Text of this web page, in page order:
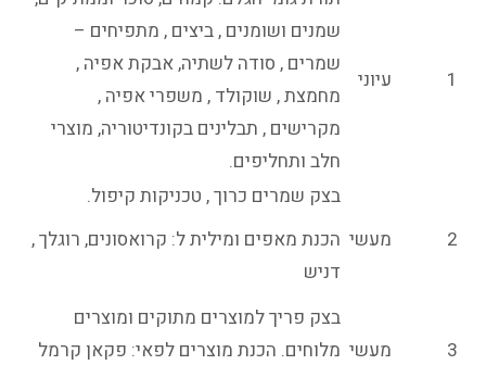
1 עיוני
שמנים ושומנים , ביצים , מתפיחים –
שמרים , סודה לשתיה, אבקת אפיה ,
מחמצת , שוקולד , משפרי אפיה ,
מקרישים , תבלינים בקונדיטוריה, מוצרי
חלב ותחליפים.
2 מעשי
בצק שמרים כרוך , טכניקות קיפול.
הכנת מאפים ומילית ל: קרואסונים, רוגלך ,
דניש
3 מעשי
בצק פריך למוצרים מתוקים ומוצרים
מלוחים. הכנת מוצרים לפאי: פקאן קרמל